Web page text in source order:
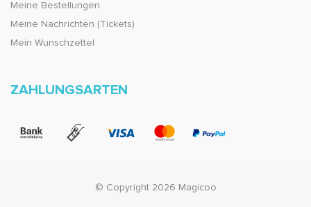
Meine Bestellungen
Meine Nachrichten (Tickets)
Mein Wunschzettel
ZAHLUNGSARTEN
© Copyright 2026 Magicoo